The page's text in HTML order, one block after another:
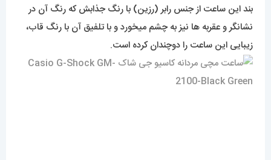
بند این ساعت از جنس رابر (رزین) با رنگ جذابش که رنگ آن در
نشانگر و عقربه ها نیز به چشم میخورد و با تلفیق آن با رنگ قاب،
زیبایی این ساعت را دوچندان کرده است.